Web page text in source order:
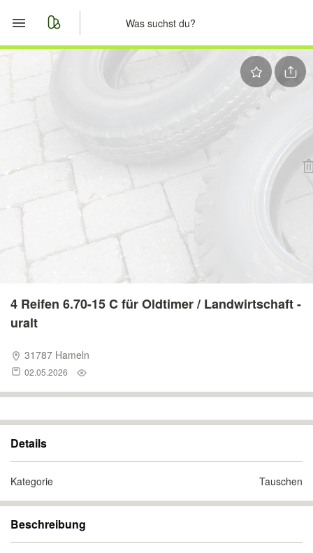
Nachrichten
Anzeige aufgeben
4 Reifen 6.70-15 C für Oldtimer / Landwirtschaft -
uralt
31787 Hameln
02.05.2026
Details
Kategorie Tauschen
Beschreibung